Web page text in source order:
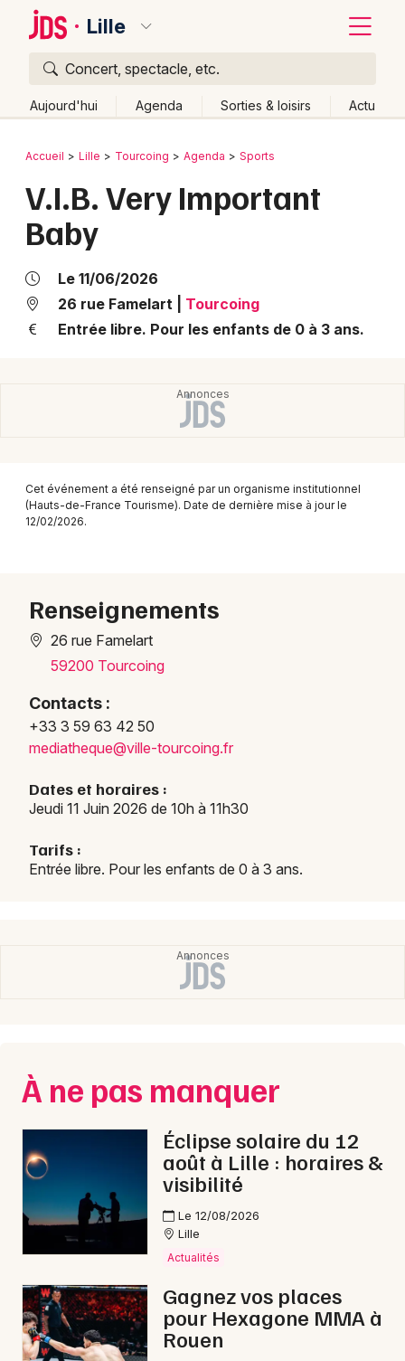
Lille
Concert, spectacle, etc.
Aujourd'hui Agenda Sorties & loisirs Actu
Publier un événement
Grands événements
Activité & Expérience
Concerts
Sports
Sorties famille
Expos
Sorties & loisirs
Sports dans le Nord
Sports en Nord-Pas-de-Calais
59 - Nord
Choisir mes départements
Mon email
Bordeaux
Colmar
Lyon
Marseille
Nice
Paris
Toulouse
Toutes les villes
Retour
Accueil Lille Tourcoing Agenda Sports
V.I.B. Very Important
Baby
Le 11/06/2026
26 rue Famelart
Tourcoing
Entrée libre. Pour les enfants de 0 à 3 ans.
Cet événement a été renseigné par un organisme institutionnel
(Hauts-de-France Tourisme). Date de dernière mise à jour le
12/02/2026.
Renseignements
26 rue Famelart
59200 Tourcoing
Contacts :
+33 3 59 63 42 50
mediatheque@ville-tourcoing.fr
Dates et horaires :
Jeudi 11 Juin 2026 de 10h à 11h30
Tarifs :
Entrée libre. Pour les enfants de 0 à 3 ans.
À ne pas manquer
Éclipse solaire du 12
août à Lille : horaires &
visibilité
Le 12/08/2026
Lille
Actualités
Gagnez vos places
pour Hexagone MMA à
Rouen
Quoi ?
Où ?
Partout
Près de moi Changer de lieu
Quand ?
Aujourd'hui
Demain